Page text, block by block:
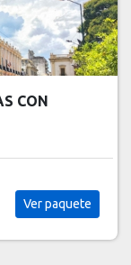
CON
Ver paquete